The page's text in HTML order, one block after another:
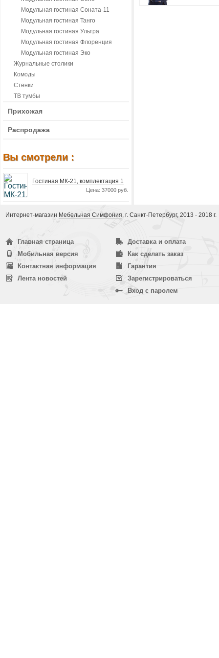
Модульная гостиная Соната-11
Модульная гостиная Танго
Модульная гостиная Ультра
Модульная гостиная Флоренция
Модульная гостиная Эко
Журнальные столики
Комоды
Стенки
ТВ тумбы
Прихожая
Распродажа
Вы смотрели :
Гостиная МК-21, комплектация 1
Цена: 37000 руб.
Интернет-магазин Мебельная Симфония, г. Санкт-Петербург, 2013 - 2018 г.
Главная страница
Мобильная версия
Контактная информация
Лента новостей
Доставка и оплата
Как сделать заказ
Гарантия
Зарегистрироваться
Вход с паролем